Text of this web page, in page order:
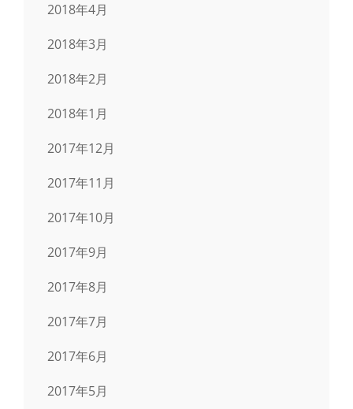
2018年4月
2018年3月
2018年2月
2018年1月
2017年12月
2017年11月
2017年10月
2017年9月
2017年8月
2017年7月
2017年6月
2017年5月